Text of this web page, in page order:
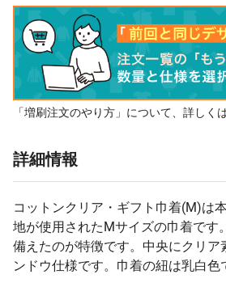
「増刷注文のやり方」について、詳しく
詳細情報
コットンクリア・ギフト巾着(M)は
地が使用されたMサイズの巾着です
備えたのが特徴です。中央にクリ
ンドウ仕様です。巾着の紐は乳白色